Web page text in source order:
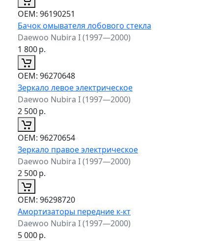
ОЕМ: 96190251
Бачок омывателя лобового стекла
Daewoo Nubira I (1997—2000)
1 800р.
ОЕМ: 96270648
Зеркало левое электрическое
Daewoo Nubira I (1997—2000)
2 500р.
ОЕМ: 96270654
Зеркало правое электрическое
Daewoo Nubira I (1997—2000)
2 500р.
ОЕМ: 96298720
Амортизаторы передние к-кт
Daewoo Nubira I (1997—2000)
5 000р.